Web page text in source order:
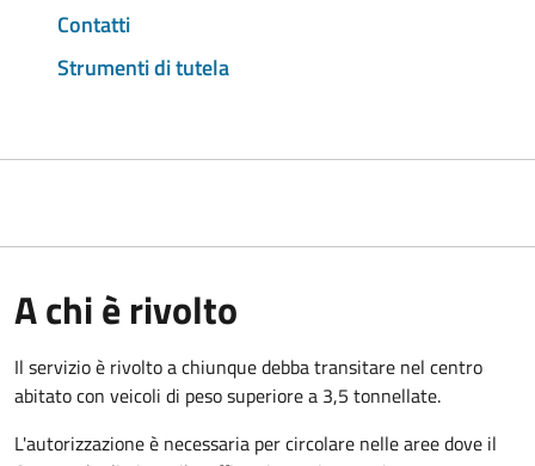
Contatti
Strumenti di tutela
A chi è rivolto
Il servizio è rivolto a chiunque debba transitare nel centro
abitato con veicoli di peso superiore a 3,5 tonnellate.
L'autorizzazione è necessaria per circolare nelle aree dove il